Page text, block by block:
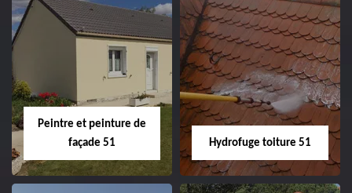
Peintre intérieur
Habillage planche
de rive 51
Peintre et peinture de
façade 51
Hydrofuge toiture 51